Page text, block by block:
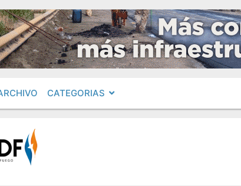
CATEGORIAS